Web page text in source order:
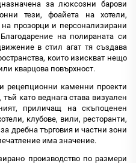
за люксозни барови
тези, фоайета на хотели,
прозорци и персонализирани
на полираната си
в стил агат тя създава
които изискват нещо
кварцова повърхност.
рецепционни каменни проекти
като веднага става визуален
приличащ на скъпоценен
клубове, вили, ресторанти,
дребна търговия и частни зони
има значение.
производство по размери